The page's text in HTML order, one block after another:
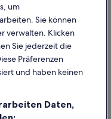
um
Sie können
verwalten. Klicken
Sie jederzeit die
Präferenzen
und haben keinen
Daten,